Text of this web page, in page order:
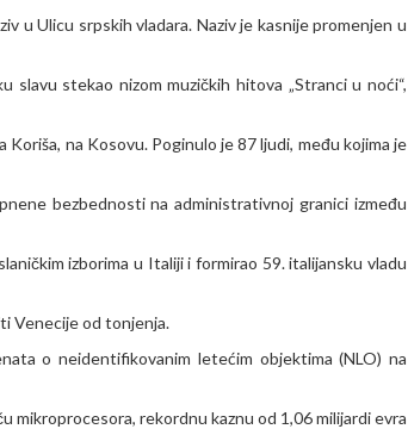
u Ulicu srpskih vladara. Naziv je kasnije promenjen u
slavu stekao nizom muzičkih hitova „Stranci u noći“,
na Kosovu. Poginulo je 87 ljudi, među kojima je
bezbednosti na administrativnoj granici između
izborima u Italiji i formirao 59. italijansku vladu
Venecije od tonjenja.
o neidentifikovanim letećim objektima (NLO) na
mikroprocesora, rekordnu kaznu od 1,06 milijardi evra